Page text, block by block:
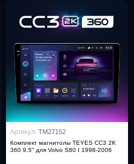
Артикул: TM27152
Комплект магнитолы TEYES CC3 2K
360 9.5" для Volvo S80 I 1998-2006